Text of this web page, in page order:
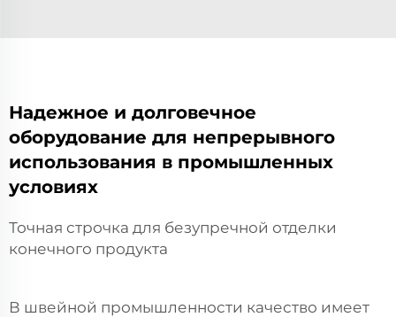
Надежное и долговечное
оборудование для непрерывного
использования в промышленных
условиях
Точная строчка для безупречной отделки
конечного продукта
В швейной промышленности качество имеет